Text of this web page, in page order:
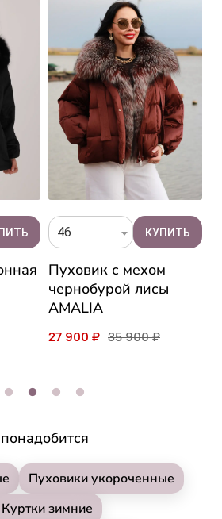
46
Пуховик с мехом
чернобурой лисы
AMALIA
27 900 ₽ 35 900 ₽
Пуховики укороченные
Куртки зимние